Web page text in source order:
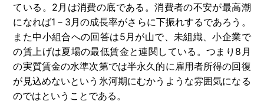
ている。2月は消費の底である。消費者の不安が最高潮
になれば1－3月の成長率がさらに下振れするであろう。
また中小組合への回答は5月が山で、未組織、小企業で
の賃上げは夏場の最低賃金と連関している。つまり8月
の実質賃金の水準次第では半永久的に雇用者所得の回復
が見込めないという氷河期にむかうような雰囲気になる
のではということである。